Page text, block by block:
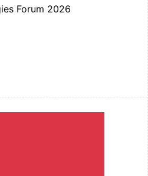
Forum 2026